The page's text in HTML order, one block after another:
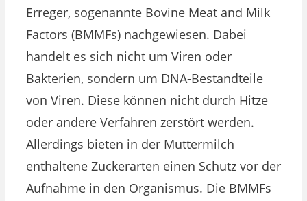
Erreger, sogenannte Bovine Meat and Milk
Factors (BMMFs) nachgewiesen. Dabei
handelt es sich nicht um Viren oder
Bakterien, sondern um DNA-Bestandteile
von Viren. Diese können nicht durch Hitze
oder andere Verfahren zerstört werden.
Allerdings bieten in der Muttermilch
enthaltene Zuckerarten einen Schutz vor der
Aufnahme in den Organismus. Die BMMFs